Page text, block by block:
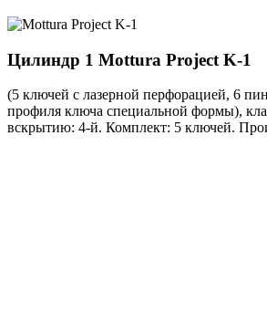
Цилиндр 1 Mottura Project K-1
(5 ключей с лазерной перфорацией, 6
профиля ключа специальной формы),
вскрытию: 4-й. Комплект: 5 ключей.